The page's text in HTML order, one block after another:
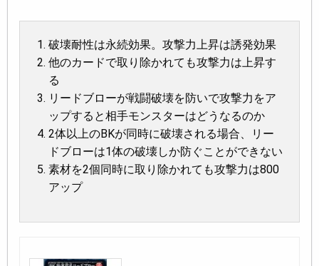
破壊耐性は永続効果。攻撃力上昇は誘発効果
他のカードで取り除かれても攻撃力は上昇す
る
リードブローが戦闘破壊を防いで攻撃力をア
ップすると相手モンスターはどうなるのか
2体以上のBKが同時に破壊される場合、リー
ドブローは1体の破壊しか防ぐことができない
素材を2個同時に取り除かれても攻撃力は800
アップ